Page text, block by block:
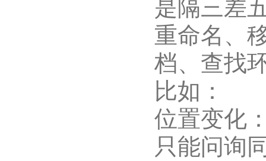
是隔三差
重命名、
档、查找
比如：
位置变化
只能问询